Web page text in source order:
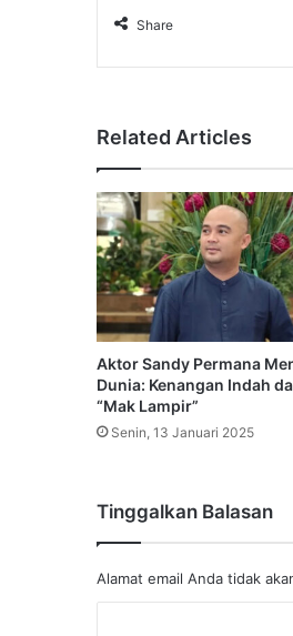
Share
Related Articles
Aktor Sandy Permana
Dunia: Kenangan Indah
“Mak Lampir”
Senin, 13 Januari 2025
Tinggalkan Balasan
Alamat email Anda tidak